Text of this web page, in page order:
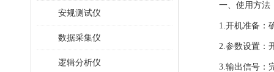
安规测试仪
数据采集仪
逻辑分析仪
一、使用方法
1.开机准备：确
2.参数设置：开
3.输出信号：完